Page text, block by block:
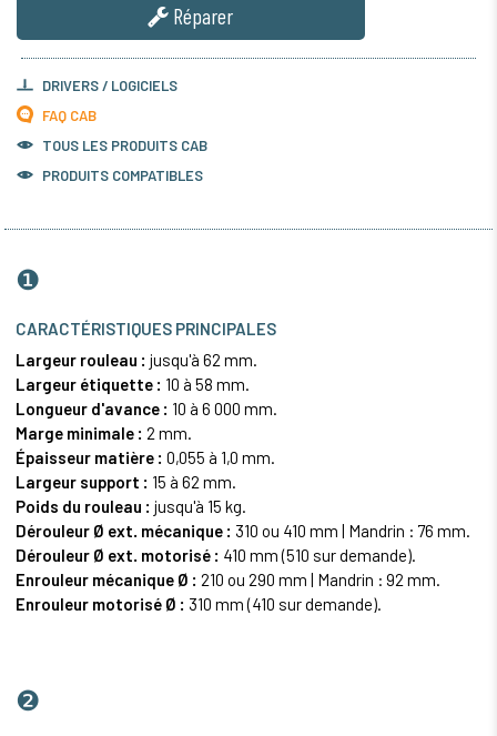
Réparer
DRIVERS / LOGICIELS
FAQ CAB
TOUS LES PRODUITS CAB
PRODUITS COMPATIBLES
❶
CARACTÉRISTIQUES PRINCIPALES
Largeur rouleau : jusqu'à 62 mm.
Largeur étiquette : 10 à 58 mm.
Longueur d'avance : 10 à 6 000 mm.
Marge minimale : 2 mm.
Épaisseur matière : 0,055 à 1,0 mm.
Largeur support : 15 à 62 mm.
Poids du rouleau : jusqu'à 15 kg.
Dérouleur Ø ext. mécanique : 310 ou 410 mm | Mandrin : 76 mm.
Dérouleur Ø ext. motorisé : 410 mm (510 sur demande).
Enrouleur mécanique Ø : 210 ou 290 mm | Mandrin : 92 mm.
Enrouleur motorisé Ø : 310 mm (410 sur demande).
❷